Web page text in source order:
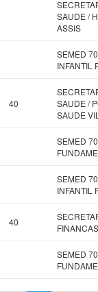
SAUDE /
ASSIS
SEMED
INFANTIL
40
SAUDE /
SAUDE
SEMED
SEMED
INFANTIL
40
FINANCAS
SEMED